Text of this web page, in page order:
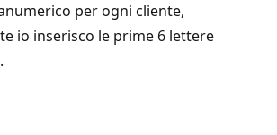
per ogni cliente,
io inserisco le prime 6 lettere